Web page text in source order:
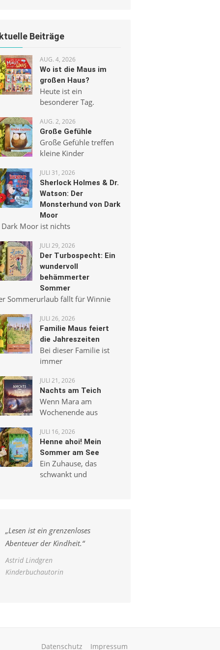
Beiträge
AUG. 4, 2026
Wo ist die Maus im
großen Haus?
Heute ist ein
besonderer Tag.
AUG. 2, 2026
Große Gefühle
Große Gefühle treffen
kleine Kinder
JULI 31, 2026
Sherlock Holmes & Dr.
Watson: Der
Monsterhund von Dark
Moor
Dark Moor ist nichts
JULI 29, 2026
Der Turbospecht: Ein
wundervoll
behämmerter
Sommer
Sommerurlaub fällt für Winnie
JULI 26, 2026
Familie Maus feiert
die Jahreszeiten
Bei dieser Familie ist
immer
JULI 21, 2026
Nachts am Teich
Wenn Mara am
Wochenende aus
JULI 16, 2026
Henne ahoi! Mein
Sommer am See
Ein Zuhause, das
schwankt und
„Lesen ist ein grenzenloses
Abenteuer der Kindheit.“
Astrid Lindgren
Kinderbuchautorin
Datenschutz Impressum